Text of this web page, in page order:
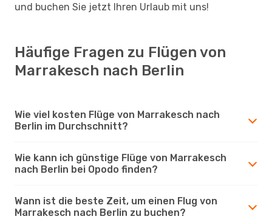
und buchen Sie jetzt Ihren Urlaub mit uns!
Häufige Fragen zu Flügen von
Marrakesch nach Berlin
Wie viel kosten Flüge von Marrakesch nach
Berlin im Durchschnitt?
Wie kann ich günstige Flüge von Marrakesch
nach Berlin bei Opodo finden?
Wann ist die beste Zeit, um einen Flug von
Marrakesch nach Berlin zu buchen?